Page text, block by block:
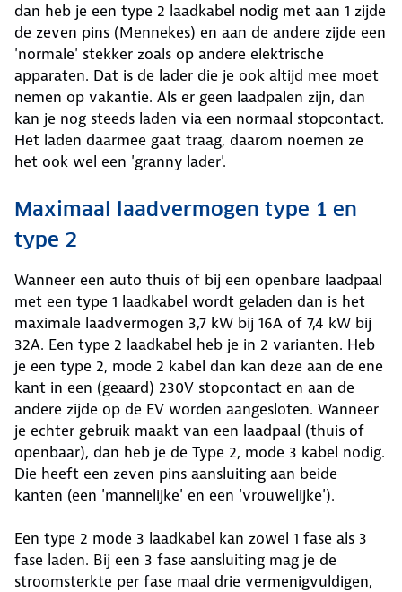
dan heb je een type 2 laadkabel nodig met aan 1 zijde
de zeven pins (Mennekes) en aan de andere zijde een
'normale' stekker zoals op andere elektrische
apparaten. Dat is de lader die je ook altijd mee moet
nemen op vakantie. Als er geen laadpalen zijn, dan
kan je nog steeds laden via een normaal stopcontact.
Het laden daarmee gaat traag, daarom noemen ze
het ook wel een 'granny lader'.
Maximaal laadvermogen type 1 en
type 2
Wanneer een auto thuis of bij een openbare laadpaal
met een type 1 laadkabel wordt geladen dan is het
maximale laadvermogen 3,7 kW bij 16A of 7,4 kW bij
32A. Een type 2 laadkabel heb je in 2 varianten. Heb
je een type 2, mode 2 kabel dan kan deze aan de ene
kant in een (geaard) 230V stopcontact en aan de
andere zijde op de EV worden aangesloten. Wanneer
je echter gebruik maakt van een laadpaal (thuis of
openbaar), dan heb je de Type 2, mode 3 kabel nodig.
Die heeft een zeven pins aansluiting aan beide
kanten (een 'mannelijke' en een 'vrouwelijke').
Een type 2 mode 3 laadkabel kan zowel 1 fase als 3
fase laden. Bij een 3 fase aansluiting mag je de
stroomsterkte per fase maal drie vermenigvuldigen,